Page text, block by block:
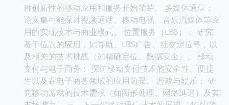
种创新性的移动应用和服务开始萌芽。 多媒体通信：
论文集可能探讨视频通话、移动电视、音乐流媒体等应
用的实现技术与商业模式。 位置服务（LBS）： 研究
基于位置的应用，如导航、LBS广告、社交定位等，以
及相关的技术挑战（如精确定位、数据安全）。 移动
支付与电子商务： 探讨移动支付技术的安全性、便捷
性以及在电子商务领域的应用前景。 游戏与娱乐： 研
究移动游戏的技术需求（如图形处理、网络延迟）及其